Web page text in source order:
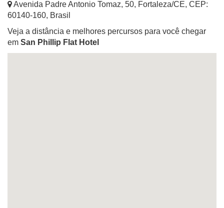
Avenida Padre Antonio Tomaz, 50, Fortaleza/CE, CEP:
60140-160, Brasil
Veja a distância e melhores percursos para você chegar
em San Phillip Flat Hotel